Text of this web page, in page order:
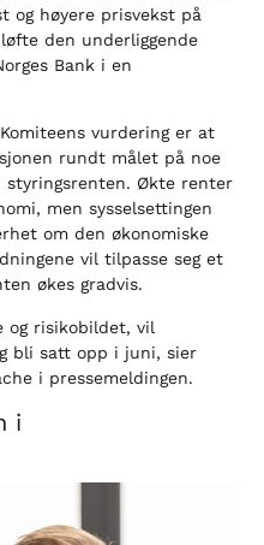
og høyere prisvekst på
den underliggende
Bank i en
vurdering er at
rundt målet på noe
styringsrenten. Økte renter
men sysselsettingen
om den økonomiske
vil tilpasse seg et
økes gradvis.
og risikobildet, vil
bli satt opp i juni, sier
i pressemeldingen.
i